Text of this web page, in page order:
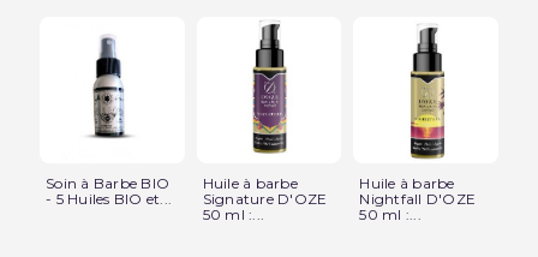
Soin à Barbe BIO
- 5 Huiles BIO et...
Huile à barbe
Signature D'OZE
50 ml :...
Huile à barbe
Nightfall D'OZE
50 ml :...